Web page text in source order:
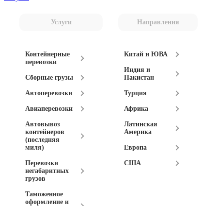
Услуги Направления
Контейнерные
перевозки
Сборные грузы
Автоперевозки
Авиаперевозки
Автовывоз
контейнеров
(последняя
миля)
Перевозки
негабаритных
грузов
Таможенное
оформление и
Китай и ЮВА
Индия и
Пакистан
Турция
Африка
Латинская
Америка
Европа
США